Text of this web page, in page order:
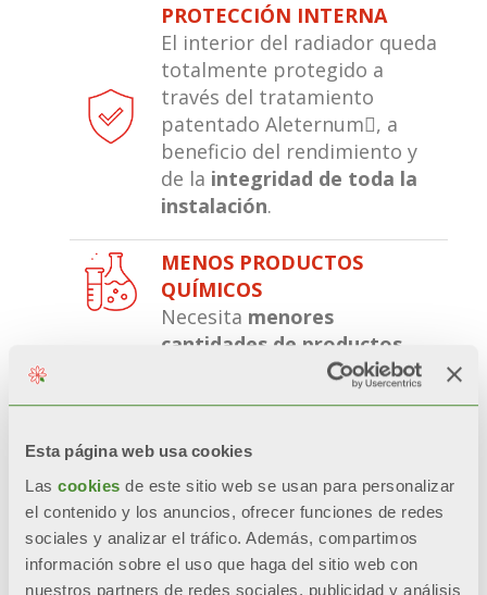
Esta página web usa cookies
Las cookies de este sitio web se usan para personalizar
el contenido y los anuncios, ofrecer funciones de redes
sociales y analizar el tráfico. Además, compartimos
información sobre el uso que haga del sitio web con
nuestros partners de redes sociales, publicidad y análisis
PROTECCIÓN INTERNA
El interior del radiador queda
totalmente protegido a
través del tratamiento
patentado Aleternum, a
beneficio del rendimiento y
de la integridad de toda la
instalación.
MENOS PRODUCTOS
QUÍMICOS
Necesita menores
cantidades de productos
agresivos a lo largo
de la vida del radiador,
sostenibilidad ambiental.
RELACIÓN CALIDAD PRECIO
Una instalación
limpiamejora el